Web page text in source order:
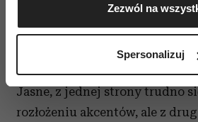
geograficznej z dokładnością
Identyfikować Twoje
(fingerprinting, czyli wirtualny
dane są przetwarzane oraz ustaw
sekcji szczegółów. W Deklaracji
Zezwól na
Spersonalizuj
Kto będzie zajmował się
pandemię stracił pracę i nie
„dotrwać” do końca miesiąca?
Jasne, z jednej strony trudno
rozłożeniu akcentów, ale z